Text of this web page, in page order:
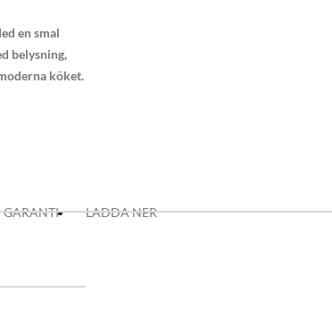
en smal
belysning,
köket.
GARANTI LADDA NER